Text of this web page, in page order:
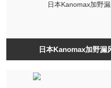
日本Kanomax加野漏